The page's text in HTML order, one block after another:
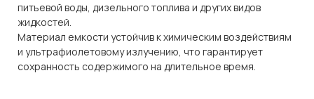
питьевой воды, дизельного топлива и других видов
жидкостей.
Материал емкости устойчив к химическим воздействиям
и ультрафиолетовому излучению, что гарантирует
сохранность содержимого на длительное время.